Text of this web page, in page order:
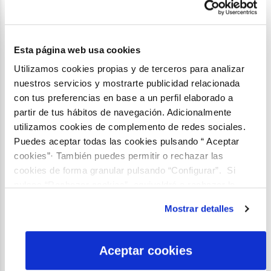
Esta página web usa cookies
Utilizamos cookies propias y de terceros para analizar
nuestros servicios y mostrarte publicidad relacionada
con tus preferencias en base a un perfil elaborado a
partir de tus hábitos de navegación. Adicionalmente
utilizamos cookies de complemento de redes sociales.
Puedes aceptar todas las cookies pulsando “ Aceptar
cookies”· También puedes permitir o rechazar las
cookies de forma granular pulsando “Configurar”. Si
son indispensables para que el sitio web funcione y que
Mostrar detalles
Aceptar cookies
Autores: Carmen Albiol y Francisco Angulo.
Galería de fotos